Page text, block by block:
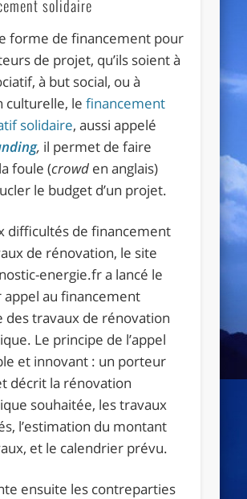
solidaire
forme de financement pour
de projet, qu’ils soient à
à but social, ou à
culturelle, lefinancement
solidaire, aussi appelé
, il permet de faire
foule (crowd en anglais)
le budget d’un projet.
difficultés de financement
de rénovation, le site
energie.fr a lancé le
au financement
des travaux de rénovation
Le principe de l’appel
et innovant : un porteur
décrit la rénovation
souhaitée, les travaux
l’estimation du montant
et le calendrier prévu.
ensuite les contreparties